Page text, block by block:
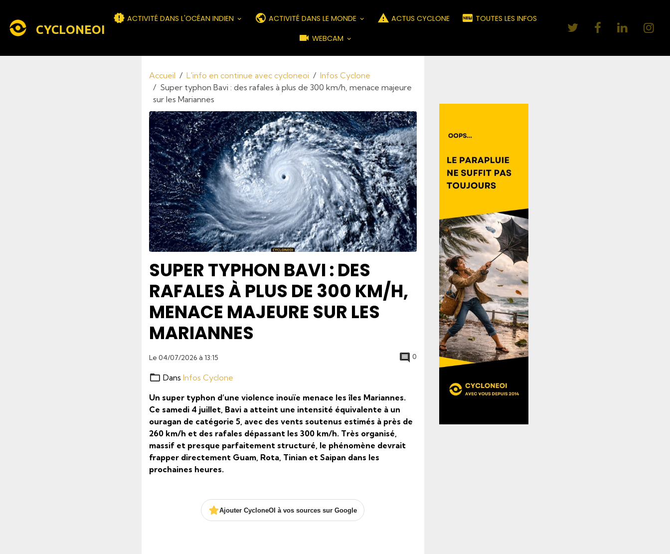
CYCLONEOI
ACTIVITÉ DANS L'OCÉAN INDIEN ACTIVITÉ DANS LE MONDE ACTUS CYCLONE
TOUTES LES INFOS
WEBCAM
Accueil L'info en continue avec cycloneoi
Infos Cyclone
Super typhon Bavi : des rafales à plus de 300 km/h, menace majeure
sur les Mariannes
SUPER TYPHON BAVI : DES
RAFALES À PLUS DE 300 KM/H,
MENACE MAJEURE SUR LES
MARIANNES
Le 04/07/2026 à 13:15 0
Dans Infos Cyclone
Un super typhon d’une violence inouïe menace les îles Mariannes.
Ce samedi 4 juillet, Bavi a atteint une intensité équivalente à un
ouragan de catégorie 5, avec des vents soutenus estimés à près de
260 km/h et des rafales dépassant les 300 km/h. Très organisé,
massif et presque parfaitement structuré, le phénomène devrait
frapper directement Guam, Rota, Tinian et Saipan dans les
prochaines heures.
Ajouter CycloneOI à vos sources sur Google